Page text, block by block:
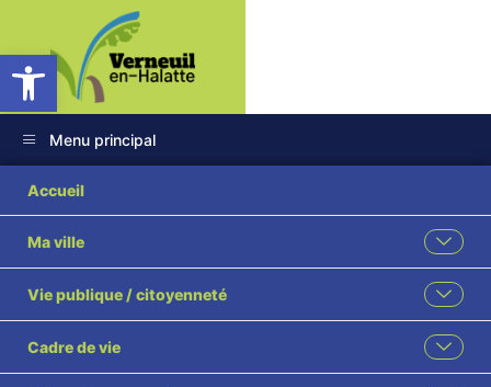
Ouvrir la barre d’outils
Menu principal
Accueil
Ma ville
Vie publique / citoyenneté
Cadre de vie